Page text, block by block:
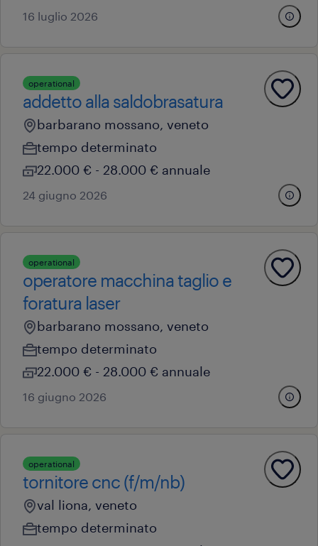
16 luglio 2026
operational
addetto alla saldobrasatura
barbarano mossano, veneto
tempo determinato
22.000 € - 28.000 € annuale
24 giugno 2026
operational
operatore macchina taglio e
foratura laser
barbarano mossano, veneto
tempo determinato
22.000 € - 28.000 € annuale
16 giugno 2026
operational
tornitore cnc (f/m/nb)
val liona, veneto
tempo determinato